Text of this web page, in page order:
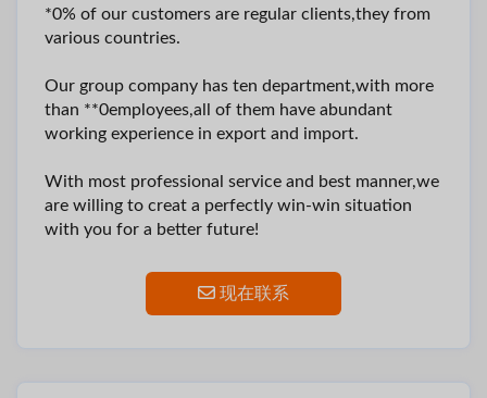
*0% of our customers are regular clients,they from
various countries.
Our group company has ten department,with more
than **0employees,all of them have abundant
working experience in export and import.
With most professional service and best manner,we
are willing to creat a perfectly win-win situation
with you for a better future!
现在联系